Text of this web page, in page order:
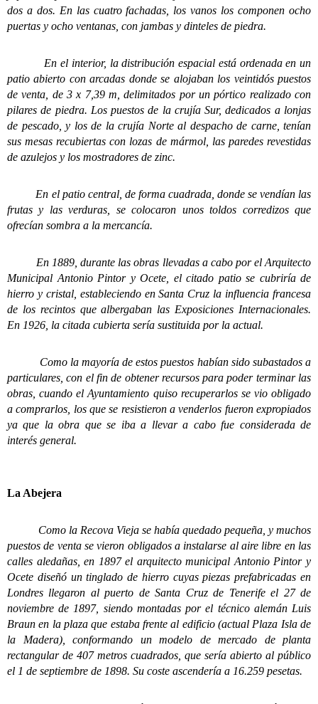
dos a dos. En las cuatro fachadas, los vanos los componen ocho
puertas y ocho ventanas, con jambas y dinteles de piedra.
En el interior, la distribución espacial está ordenada en un
patio abierto con arcadas donde se alojaban los veintidós puestos
de venta, de 3 x 7,39 m, delimitados por un pórtico realizado con
pilares de piedra. Los puestos de la crujía Sur, dedicados a lonjas
de pescado, y los de la crujía Norte al despacho de carne, tenían
sus mesas recubiertas con lozas de mármol, las paredes revestidas
de azulejos y los mostradores de zinc.
En el patio central, de forma cuadrada, donde se vendían las
frutas y las verduras, se colocaron unos toldos corredizos que
ofrecían sombra a la mercancía.
En 1889, durante las obras llevadas a cabo por el Arquitecto
Municipal Antonio Pintor y Ocete, el citado patio se cubriría de
hierro y cristal, estableciendo en Santa Cruz la influencia francesa
de los recintos que albergaban las Exposiciones Internacionales.
En 1926, la citada cubierta sería sustituida por la actual.
Como la mayoría de estos puestos habían sido subastados a
particulares, con el fin de obtener recursos para poder terminar las
obras, cuando el Ayuntamiento quiso recuperarlos se vio obligado
a comprarlos, los que se resistieron a venderlos fueron expropiados
ya que la obra que se iba a llevar a cabo fue considerada de
interés general.
La Abejera
Como la Recova Vieja se había quedado pequeña, y muchos
puestos de venta se vieron obligados a instalarse al aire libre en las
calles aledañas, en 1897 el arquitecto municipal Antonio Pintor y
Ocete diseñó un tinglado de hierro cuyas piezas prefabricadas en
Londres llegaron al puerto de Santa Cruz de Tenerife el 27 de
noviembre de 1897, siendo montadas por el técnico alemán Luis
Braun en la plaza que estaba frente al edificio (actual Plaza Isla de
la Madera), conformando un modelo de mercado de planta
rectangular de 407 metros cuadrados, que sería abierto al público
el 1 de septiembre de 1898. Su coste ascendería a 16.259 pesetas.